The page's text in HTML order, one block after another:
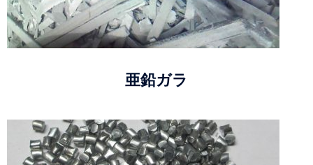
亜鉛ガラ